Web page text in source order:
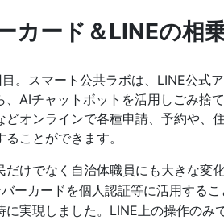
ード＆LINEの相
けでなく自治体職員にも大きな変
ーカードを個人認証等に活用する
実現しました。LINE上の操作のみ